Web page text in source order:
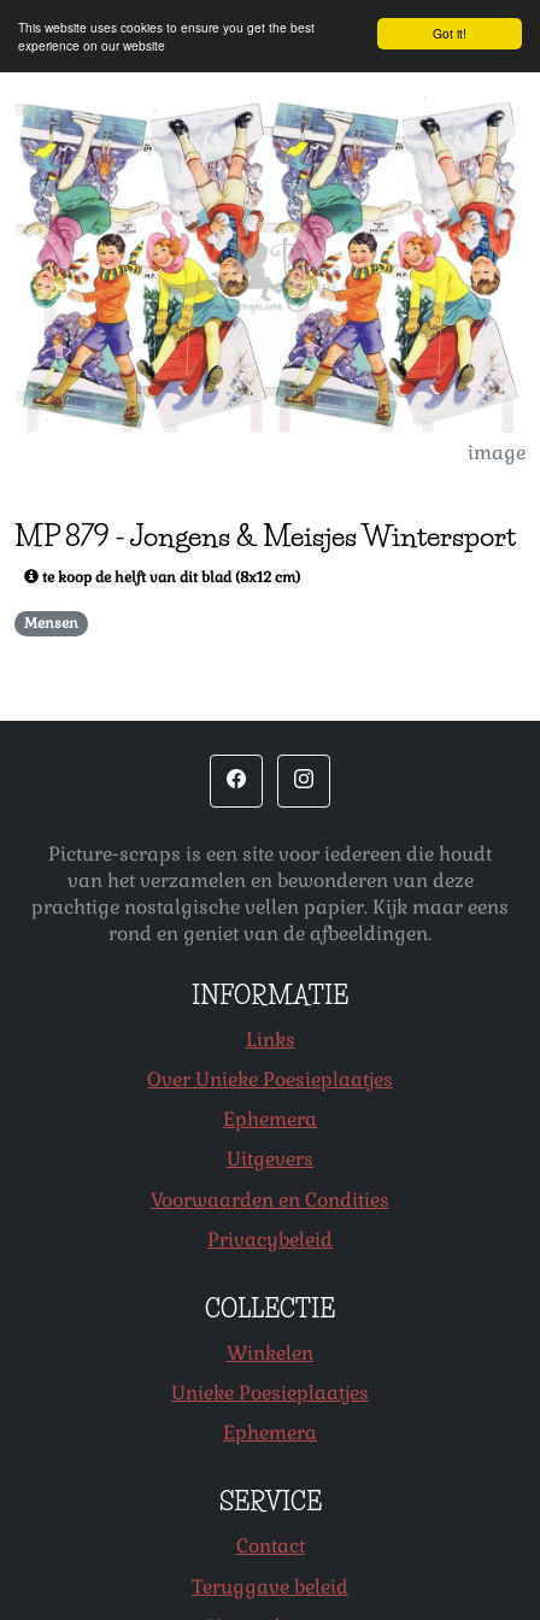
Got it!
This website uses cookies to ensure you get the best
experience on our website
image
MP879 -Jongens & Meisjes Wintersport
te koop de helft van dit blad (8x12 cm)
Mensen
Picture-scraps is een site voor iedereen die houdt
van het verzamelen en bewonderen van deze
prachtige nostalgische vellen papier. Kijk maar eens
rond en geniet van de afbeeldingen.
INFORMATIE
Links
Over Unieke Poesieplaatjes
Ephemera
Uitgevers
Voorwaarden en Condities
Privacybeleid
COLLECTIE
Winkelen
Unieke Poesieplaatjes
Ephemera
SERVICE
Contact
Teruggave beleid